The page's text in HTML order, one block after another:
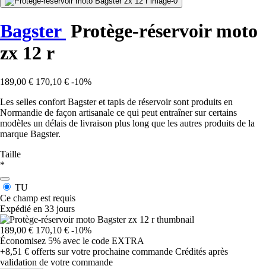
Bagster Protège-réservoir moto
zx 12 r
189,00 € 170,10 € -10%
Les selles confort Bagster et tapis de réservoir sont produits en
Normandie de façon artisanale ce qui peut entraîner sur certains
modèles un délais de livraison plus long que les autres produits de la
marque Bagster.
Taille
*
TU
Ce champ est requis
Expédié en 33 jours
189,00 € 170,10 € -10%
Économisez 5% avec le code EXTRA
+8,51 € offerts sur votre prochaine commande Crédités après
validation de votre commande